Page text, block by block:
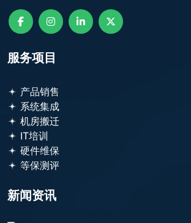
服务项目
产品销售
系统集成
机房搬迁
IT培训
硬件维保
等保测评
新闻资讯